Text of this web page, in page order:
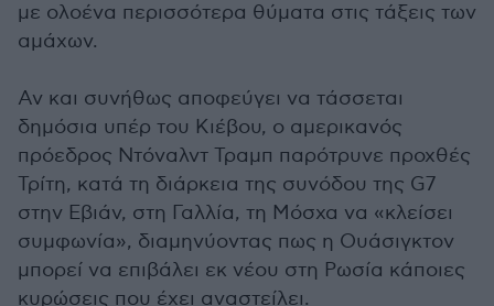
με ολοένα περισσότερα θύματα στις τάξεις των
αμάχων.
Αν και συνήθως αποφεύγει να τάσσεται
δημόσια υπέρ του Κιέβου, ο αμερικανός
πρόεδρος Ντόναλντ Τραμπ παρότρυνε προχθές
Τρίτη, κατά τη διάρκεια της συνόδου της G7
στην Εβιάν, στη Γαλλία, τη Μόσχα να «κλείσει
συμφωνία», διαμηνύοντας πως η Ουάσιγκτον
μπορεί να επιβάλει εκ νέου στη Ρωσία κάποιες
κυρώσεις που έχει αναστείλει.